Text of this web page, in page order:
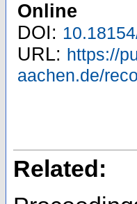
Online
DOI:
URL: https://
aachen.de/
Related: